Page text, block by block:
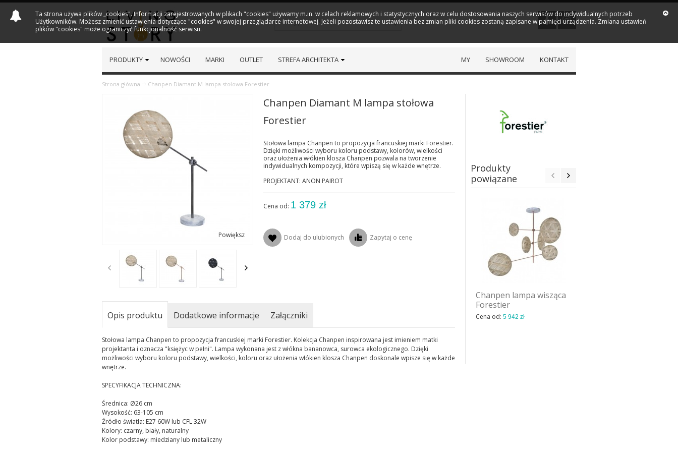
PRODUKTY NOWOŚCI MARKI OUTLET STREFA ARCHITEKTA KONTAKT
SHOWROOM
MY
Strona główna Chanpen Diamant M lampa stołowa Forestier
Powiększ
Chanpen Diamant M lampa stołowa
Forestier
Stołowa lampa Chanpen to propozycja francuskiej marki Forestier.
Dzięki możliwości wyboru koloru podstawy, kolorów, wielkości
oraz ułożenia włókien klosza Chanpen pozwala na tworzenie
indywidualnych kompozycji, które wpiszą się w każde wnętrze.
PROJEKTANT: ANON PAIROT
Cena od: 1 379 zł
Dodaj do ulubionych Zapytaj o cenę
Produkty
powiązane
Chanpen lampa wisząca
Forestier
Cena od: 5 942 zł
Opis produktu Dodatkowe informacje Załączniki
Stołowa lampa Chanpen to propozycja francuskiej marki Forestier. Kolekcja Chanpen inspirowana jest imieniem matki
projektanta i oznacza "księżyc w pełni". Lampa wykonana jest z włókna bananowca, surowca ekologicznego. Dzięki
możliwości wyboru koloru podstawy, wielkości, koloru oraz ułożenia włókien klosza Chanpen doskonale wpisze się w każde
wnętrze.
SPECYFIKACJA TECHNICZNA:
Średnica: Ø26 cm
Wysokość: 63-105 cm
Źródło światła: E27 60W lub CFL 32W
Kolory: czarny, biały, naturalny
Kolor podstawy: miedziany lub metaliczny
Ta strona używa plików „cookies". Informacji zarejestrowanych w plikach "cookies" używamy m.in. w celach reklamowych i statystycznych oraz w celu dostosowania naszych serwisów do indywidualnych potrzeb
Użytkowników. Możesz zmienić ustawienia dotyczące "cookies" w swojej przeglądarce internetowej. Jeżeli pozostawisz te ustawienia bez zmian pliki cookies zostaną zapisane w pamięci urządzenia. Zmiana ustawień
plików "cookies" może ograniczyć funkcjonalność serwisu.